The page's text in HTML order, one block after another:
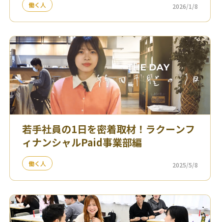
働く人 2026/1/8
若手社員の1日を密着取材！ラクーンフ
ィナンシャルPaid事業部編
働く人 2025/5/8